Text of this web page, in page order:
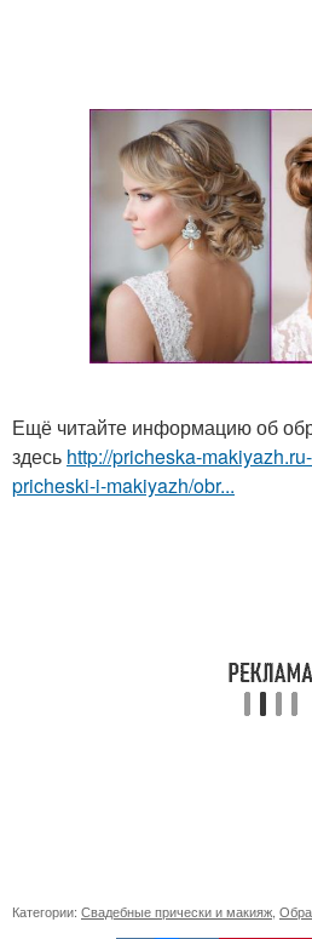
Ещё читайте информацию об
здесь http://pricheska-
pricheski-i-makiyazh/obr...
Категории: Свадебные прически и макияж